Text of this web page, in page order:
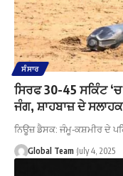
ਸੰਸਾਰ
ਸਿਰਫ 30-45 ਸਕਿੰਟ
ਜੰਗ, ਸ਼ਾਹਬਾਜ਼ ਦੇ
ਨਿਊਜ਼ ਡੈਸਕ: ਜੰਮੂ-ਕਸ਼ਮੀਰ ਦੇ
Global Team July 4, 2025